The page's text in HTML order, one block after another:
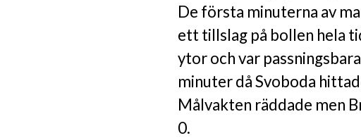
De första minuterna av
ett tillslag på bollen hela
ytor och var
minuter då Svoboda
Målvakten räddade men
0.